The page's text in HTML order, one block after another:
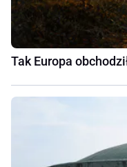
Tak Europa